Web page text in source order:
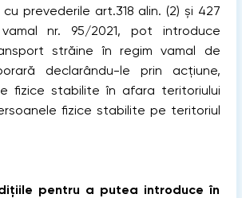
prevederile art.318 alin. (2) și 427
nr. 95/2021, pot introduce
străine în regim vamal de
declarându-le prin acțiune,
fizice stabilite în afara teritoriului
fizice stabilite pe teritoriul
pentru a putea introduce în